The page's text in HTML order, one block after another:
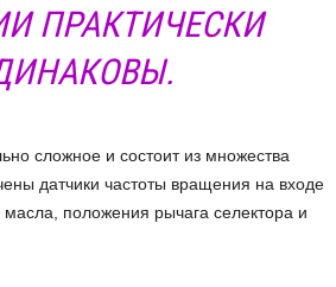
ПРАКТИЧЕСКИ
сложное и состоит из множества
датчики частоты вращения на входе
положения рычага селектора и